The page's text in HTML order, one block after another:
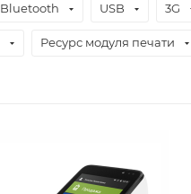
Bluetooth USB 3G
Ресурс модуля печати